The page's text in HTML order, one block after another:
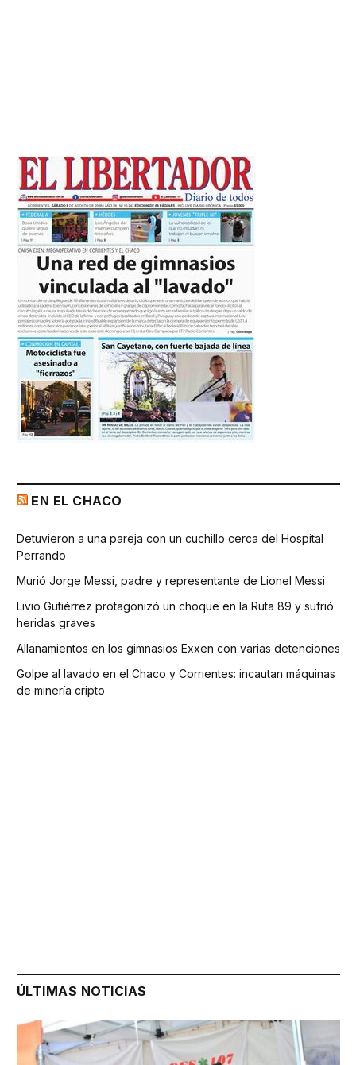
EN EL CHACO
Detuvieron a una pareja con un cuchillo cerca del Hospital
Perrando
Murió Jorge Messi, padre y representante de Lionel Messi
Livio Gutiérrez protagonizó un choque en la Ruta 89 y sufrió
heridas graves
Allanamientos en los gimnasios Exxen con varias detenciones
Golpe al lavado en el Chaco y Corrientes: incautan máquinas
de minería cripto
ÚLTIMAS NOTICIAS